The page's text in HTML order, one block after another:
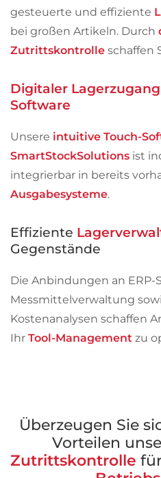
gesteuerte und effiziente
bei großen Artikeln. Durch
Zutrittskontrolle schaffen
Digitaler Lagerzugang
Software
Unsere intuitive Touch-
SmartStockSolutions ist
integrierbar in bereits
Ausgabesysteme.
Effiziente
Gegenstände
Die Anbindungen an ERP-
Messmittelverwaltung
Kostenanalysen schaffen
Ihr Tool-Management zu
Überzeugen Sie
Vorteilen
Zutrittskontrolle